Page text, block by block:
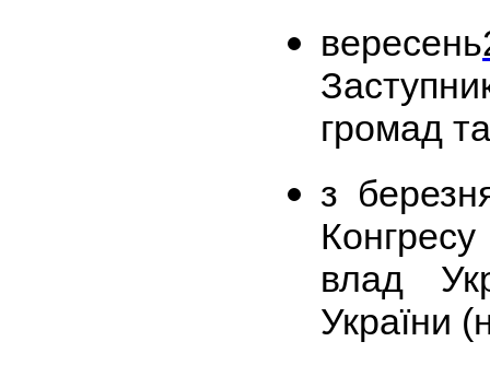
вересень
громад
з
влад
України